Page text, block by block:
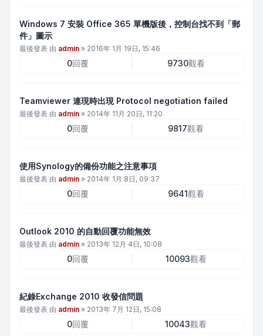
Windows 7 安裝 Office 365 單機版後，控制台找不到「郵
件」圖示
最後發表 由 admin » 2016年 1月 19日, 15:46
0回覆 9730觀看
Teamviewer 連現時出現 Protocol negotiation failed
最後發表 由 admin » 2014年 11月 20日, 11:20
0回覆 9817觀看
使用Synology的備份功能之注意事項
最後發表 由 admin » 2014年 1月 8日, 09:37
0回覆 9641觀看
Outlook 2010 的自動回覆功能無效
最後發表 由 admin » 2013年 12月 4日, 10:08
0回覆 10093觀看
紀錄Exchange 2010 收發信問題
最後發表 由 admin » 2013年 7月 12日, 15:08
0回覆 10043觀看